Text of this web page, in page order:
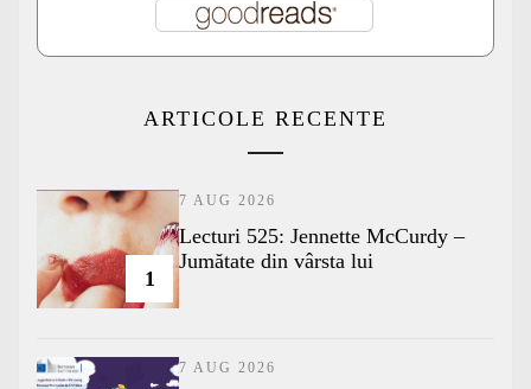
ARTICOLE RECENTE
1
7 AUG 2026
Lecturi 525: Jennette McCurdy –
Jumătate din vârsta lui
7 AUG 2026